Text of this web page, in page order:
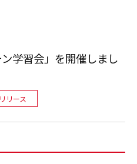
学習会」を開催しまし
リース